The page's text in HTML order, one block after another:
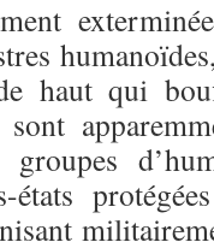
haut qui
groupes
états